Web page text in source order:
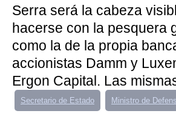
Serra será la cabeza
hacerse con la pesquera
como la de la propia
accionistas Damm y
Ergon Capital. Las
Secretario de Estado Ministro de